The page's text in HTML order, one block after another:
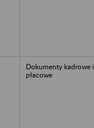
Dokumenty kadrowe i
płacowe